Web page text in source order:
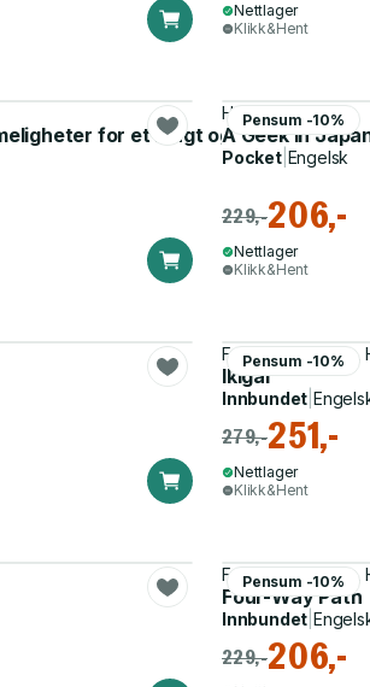
Nettlager
Klikk&Hent
for et langt og meningsfullt
Pensum -10%
Hector Garcia
A Geek in
Pocket| Engelsk
229,-206,-
Nettlager
Klikk&Hent
Pensum -10%
Francesc Miralles,
Ikigai
Innbundet |
279,-251,-
Nettlager
Klikk&Hent
Pensum -10%
Francesc Miralles,
Four-Way Path
Innbundet |
229,-206,-